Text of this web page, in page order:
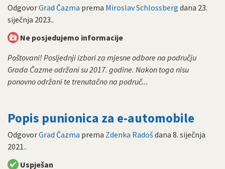
OdgovorGrad Čazma prema Miroslav Schlossberg dana 23.
siječnja 2023..
Ne posjedujemo informacije
Poštovani! Posljednji izbori za mjesne odbore na području
Grada Čazme održani su 2017. godine. Nakon toga nisu
ponovno održani te trenutačno na područ...
Popis punionica za e-automobile
OdgovorGrad Čazma prema Zdenka Radošdana 8. siječnja
2021..
Uspješan